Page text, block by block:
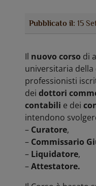
Pubblicato il: 15
Il nuovo corso di
universitaria
professionisti
deidottori
contabili e dei
intendono
– Curatore,
– Commissario
– Liquidatore,
–Attestatore.